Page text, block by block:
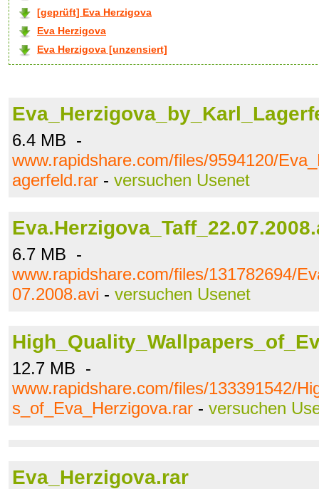
[geprüft] Eva Herzigova
Eva Herzigova
Eva Herzigova [unzensiert]
6.4 MB -
www.rapidshare.com/files/9594120/
agerfeld.rar - versuchen Usenet
6.7 MB -
www.rapidshare.com/files/131782694/
07.2008.avi - versuchen Usenet
12.7 MB -
www.rapidshare.com/files/133391542/
s_of_Eva_Herzigova.rar - versuchen
Eva_Herzigova.rar